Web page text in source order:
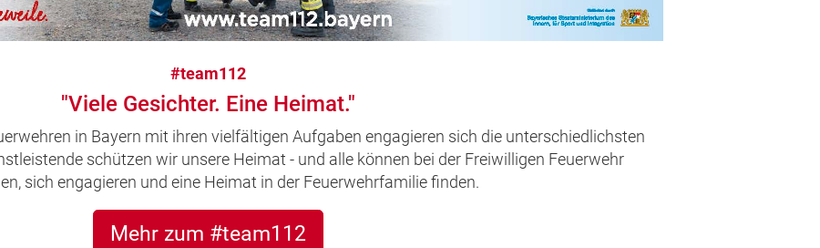
#team112
"Viele Gesichter. Eine Heimat."
in Bayern mit ihren vielfältigen Aufgaben engagieren sich die unterschiedlichsten
schützen wir unsere Heimat - und alle können bei der Freiwilligen Feuerwehr
sich engagieren und eine Heimat in der Feuerwehrfamilie finden.
Mehr zum #team112